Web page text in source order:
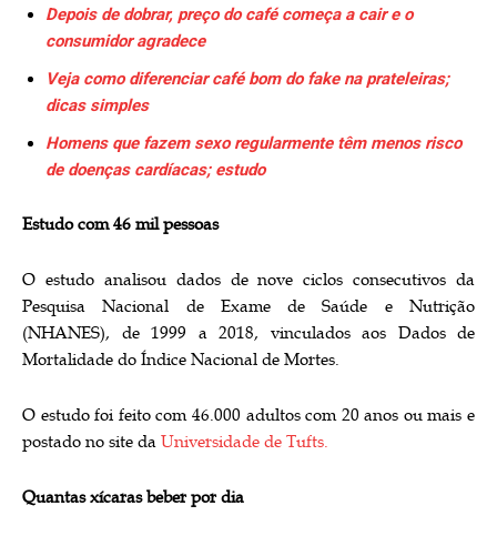
Depois de dobrar, preço do café começa a cair e o
consumidor agradece
Veja como diferenciar café bom do fake na prateleiras;
dicas simples
Homens que fazem sexo regularmente têm menos risco
de doenças cardíacas; estudo
Estudo com 46 mil pessoas
O estudo analisou dados de nove ciclos consecutivos da
Pesquisa Nacional de Exame de Saúde e Nutrição
(NHANES), de 1999 a 2018, vinculados aos Dados de
Mortalidade do Índice Nacional de Mortes.
O estudo foi feito com 46.000 adultos com 20 anos ou mais e
postado no site da Universidade de Tufts.
Quantas xícaras beber por dia